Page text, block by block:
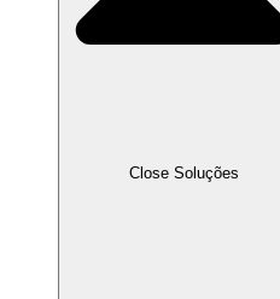
Close Soluções